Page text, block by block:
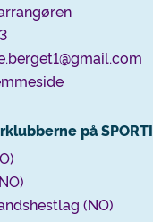
på SPORTI
(NO)